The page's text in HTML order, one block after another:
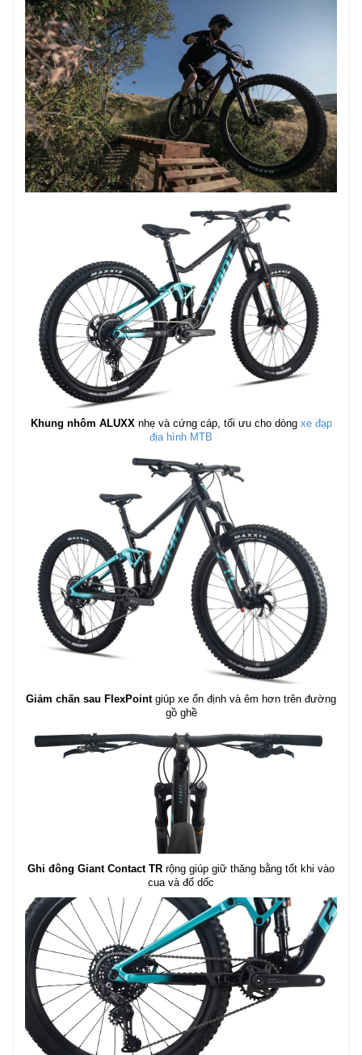
Khung nhôm ALUXXnhẹ và cứng cáp, tối ưu cho dòng xe đạp
địa hình MTB
Giảm chấn sau FlexPointgiúp xe ổn định và êm hơn trên đường
gồ ghề
Ghi đông Giant Contact TR rộng giúp giữ thăng bằng tốt khi vào
cua và đổ dốc